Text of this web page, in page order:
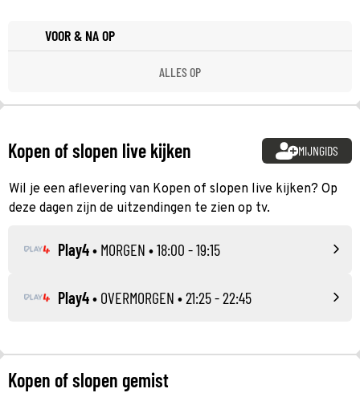
VOOR & NA OP
ALLES OP
Kopen of slopen live kijken MIJNGIDS
Wil je een aflevering van Kopen of slopen live kijken? Op
deze dagen zijn de uitzendingen te zien op tv.
Play4• MORGEN • 18:00 - 19:15
Play4• OVERMORGEN • 21:25 - 22:45
Kopen of slopen gemist